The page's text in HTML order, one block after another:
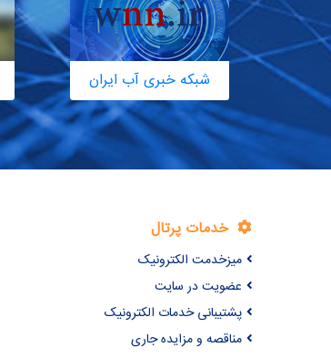
شبکه خبری آب ایران
خدمات پرتال
میزخدمت الکترونیک
عضویت در سایت
پشتیبانی خدمات الکترونیک
مناقصه و مزایده جاری